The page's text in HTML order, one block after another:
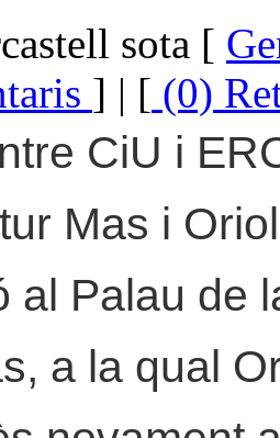
sota [
] | [ (0)
CiU i
Mas i
al Palau de
a la qual